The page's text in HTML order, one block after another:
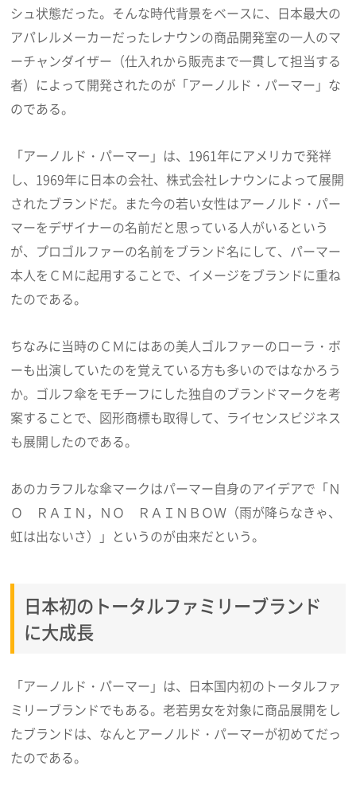
シュ状態だった。そんな時代背景をベースに、日本最大の
アパレルメーカーだったレナウンの商品開発室の一人のマ
ーチャンダイザー（仕入れから販売まで一貫して担当する
者）によって開発されたのが「アーノルド・パーマー」な
のである。
「アーノルド・パーマー」は、1961年にアメリカで発祥
し、1969年に日本の会社、株式会社レナウンによって展開
されたブランドだ。また今の若い女性はアーノルド・パー
マーをデザイナーの名前だと思っている人がいるという
が、プロゴルファーの名前をブランド名にして、パーマー
本人をＣＭに起用することで、イメージをブランドに重ね
たのである。
ちなみに当時のＣＭにはあの美人ゴルファーのローラ・ボ
ーも出演していたのを覚えている方も多いのではなかろう
か。ゴルフ傘をモチーフにした独自のブランドマークを考
案することで、図形商標も取得して、ライセンスビジネス
も展開したのである。
あのカラフルな傘マークはパーマー自身のアイデアで「Ｎ
Ｏ ＲＡＩＮ，ＮＯ ＲＡＩＮＢＯＷ（雨が降らなきゃ、
虹は出ないさ）」というのが由来だという。
日本初のトータルファミリーブランド
に大成長
「アーノルド・パーマー」は、日本国内初のトータルファ
ミリーブランドでもある。老若男女を対象に商品展開をし
たブランドは、なんとアーノルド・パーマーが初めてだっ
たのである。